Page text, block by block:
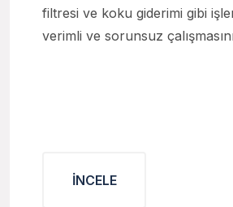
filtresi ve koku giderimi gibi
verimli ve sorunsuz
İNCELE